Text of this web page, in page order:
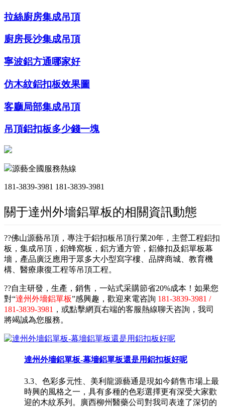
拉絲廚房集成吊頂
廚房長沙集成吊頂
寧波鋁方通哪家好
仿木紋鋁扣板效果圖
客廳局部集成吊頂
吊頂鋁扣板多少錢一塊
源藝全國服務熱線
181-3839-3981 181-3839-3981
關于達州外墻鋁單板的相關資訊動態
??佛山源藝吊頂，專注于鋁扣板吊頂行業20年，主營工程鋁扣
板，集成吊頂，鋁蜂窩板，鋁方通方管，鋁條扣及鋁單板幕
墻，產品廣泛應用于眾多大小型寫字樓、品牌商城、教育機
構、醫療康復工程等吊頂工程。
??自主研發，生產，銷售，一站式采購節省20%成本！如果您
對“達州外墻鋁單板”感興趣，歡迎來電咨詢 181-3839-3981 /
181-3839-3981 ，或點擊網頁右端的客服熱線聊天咨詢，我司
將竭誠為您服務。
達州外墻鋁單板-幕墻鋁單板還是用鋁扣板好呢
3.3、色彩多元性、美利龍源藝通是現如今銷售市場上最
時興的風格之一，具有多種的色彩選擇更有深受大家歡
迎的木紋系列。廣西柳州醫藥公司對我司表達了深切的